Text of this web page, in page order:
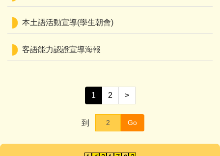
本土語活動宣導(學生朝會)
客語能力認證宣導海報
1 2 >
到 Go